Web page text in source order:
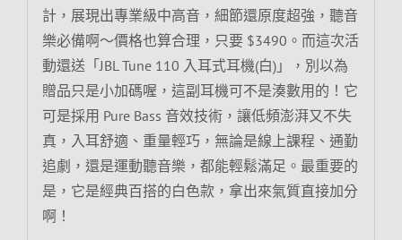
計，展現出專業級中高音，細節還原度超強，聽音
樂必備啊～價格也算合理，只要 $3490。而這次活
動還送「JBL Tune 110 入耳式耳機(白)」，別以為
贈品只是小加碼喔，這副耳機可不是湊數用的！它
可是採用 Pure Bass 音效技術，讓低頻澎湃又不失
真，入耳舒適、重量輕巧，無論是線上課程、通勤
追劇，還是運動聽音樂，都能輕鬆滿足。最重要的
是，它是經典百搭的白色款，拿出來氣質直接加分
啊！